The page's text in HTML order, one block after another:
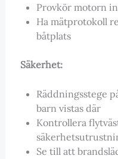
Provkör motorn
Ha mätprotokoll
båtplats
Säkerhet:
Räddningsstege
barn vistas där
Kontrollera
Se till att